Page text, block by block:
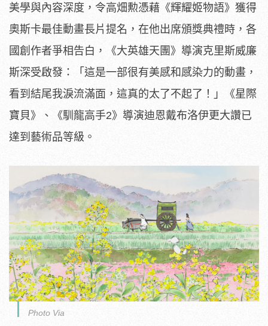
美學與內容深度，令高畑勲憑藉《輝耀姬物語》獲得
奧斯卡最佳動畫長片提名，在他出席頒獎典禮時，各
國創作者爭相告白，《大英雄天團》導演克里斯威廉
斯深受啟發：「 這是一部很有美感和感染力的動畫，
看到結尾我淚流滿面， 這真的太了不起了！」《星際
寶貝》、《馴龍高手2》 導演迪恩戴布洛伊更大讚已
達到藝術品等級。
Photo Via